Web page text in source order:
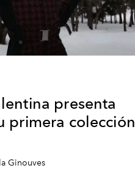
presenta
primera colección
Ginouves